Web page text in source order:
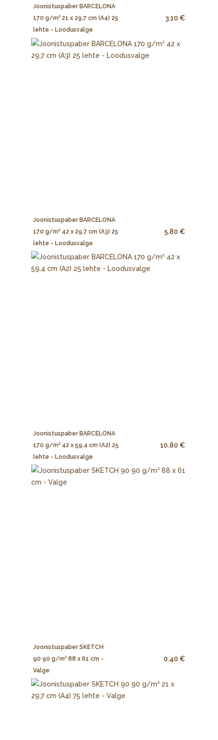
Joonistuspaber BARCELONA
170 g/m² 21 x 29,7 cm (A4) 25
lehte - Loodusvalge
3.10 €
Joonistuspaber BARCELONA
170 g/m² 42 x 29,7 cm (A3) 25
lehte - Loodusvalge
5.80 €
Joonistuspaber BARCELONA
170 g/m² 42 x 59,4 cm (A2) 25
lehte - Loodusvalge
10.80 €
Joonistuspaber SKETCH
90 90 g/m² 88 x 61 cm -
Valge
0.40 €